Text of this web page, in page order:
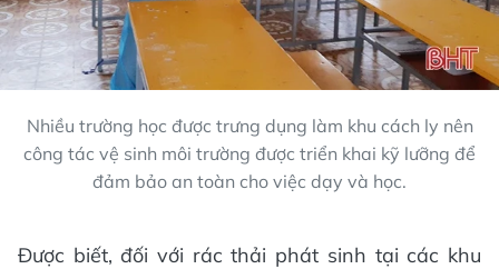
Nhiều trường học được trưng dụng làm khu cách ly nên
công tác vệ sinh môi trường được triển khai kỹ lưỡng để
đảm bảo an toàn cho việc dạy và học.
Được biết, đối với rác thải phát sinh tại các khu